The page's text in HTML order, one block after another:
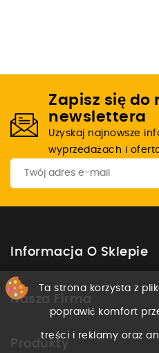
Zapisz się do
newslettera
Uzyskaj najnowsze
wyprzedażach i
Informacja O Sklepie
Nasza Firma
Produkty
Ta strona korzysta z
poprawić komfort
treści i reklamy oraz